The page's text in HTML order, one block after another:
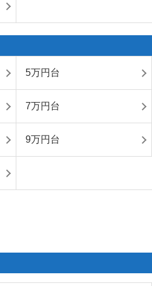
5万円台
7万円台
9万円台